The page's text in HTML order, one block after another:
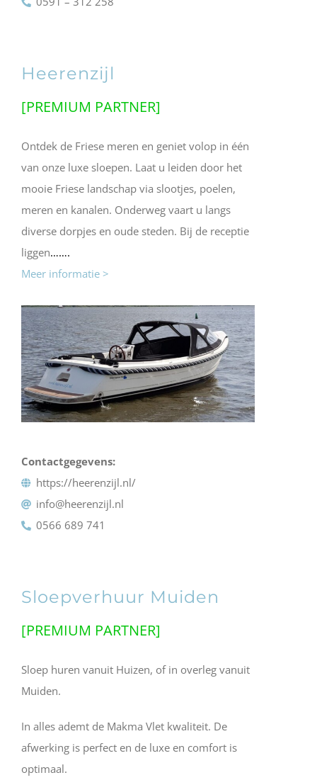
Heerenzijl
[PREMIUM PARTNER]
Ontdek de Friese meren en geniet volop in één
van onze luxe sloepen. Laat u leiden door het
mooie Friese landschap via slootjes, poelen,
meren en kanalen. Onderweg vaart u langs
diverse dorpjes en oude steden. Bij de receptie
liggen…….
Meer informatie >
Contactgegevens:
https://heerenzijl.nl/
info@heerenzijl.nl
0566 689 741
Sloepverhuur Muiden
[PREMIUM PARTNER]
Sloep huren vanuit Huizen, of in overleg vanuit
Muiden.
In alles ademt de Makma Vlet kwaliteit. De
afwerking is perfect en de luxe en comfort is
optimaal.